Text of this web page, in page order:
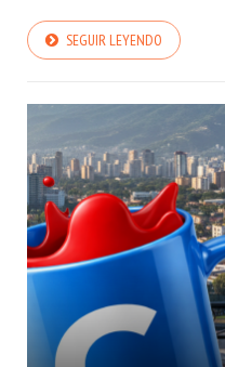
SEGUIR LEYENDO